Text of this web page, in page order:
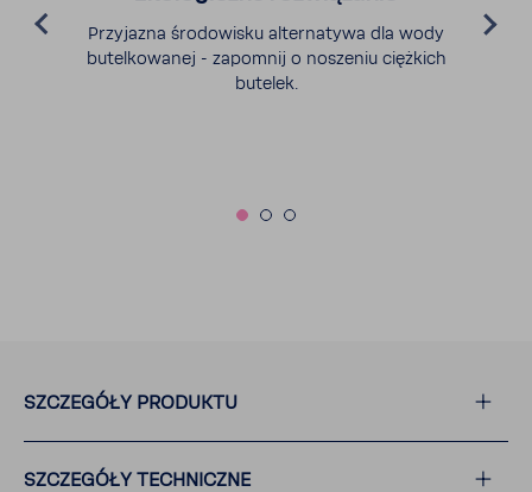
Przy­jazna środo­wisku alter­na­tywa dla wody
butel­ko­wanej - zapo­mnij o noszeniu cięż­kich
butelek.
SZCZE­GÓŁY PRODUKTU
SZCZE­GÓŁY TECH­NICZNE